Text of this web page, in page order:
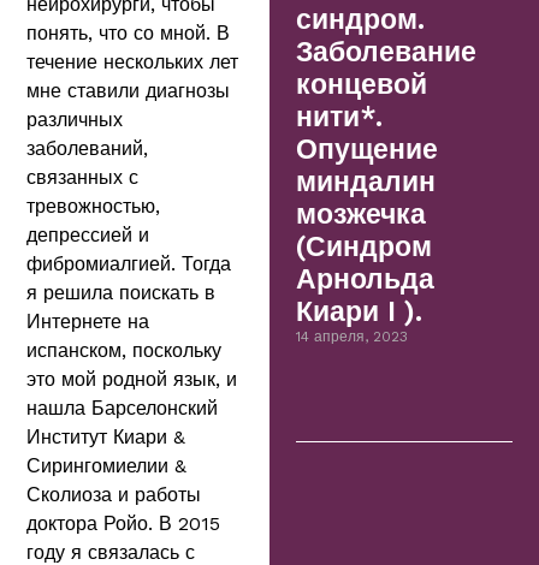
понять, что со мной. В
течение нескольких лет
мне ставили диагнозы
различных
заболеваний,
связанных с
тревожностью,
депрессией и
фибромиалгией. Тогда
я решила поискать в
Интернете на
испанском, поскольку
это мой родной язык, и
нашла Барселонский
Институт Киари &
Сирингомиелии &
Сколиоза и работы
доктора Ройо. В 2015
году я связалась с
синдром.
Заболевание
концевой
нити*.
Опущение
миндалин
мозжечка
(Синдром
Арнольда
Киари I ).
14 апреля, 2023